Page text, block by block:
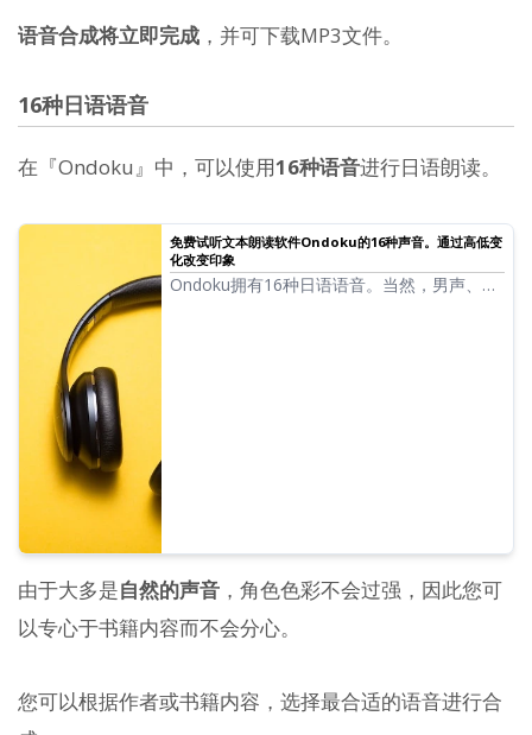
语音合成将立即完成 ，并可下载MP3文件。
16种日语语音
在『Ondoku』中，可以使用16种语音进行日语朗读。
免费试听文本朗读软件Ondoku的16种声音。通过高低变
化改变印象
Ondoku拥有16种日语语音。当然，男声、女
由于大多是自然的声音 ，角色色彩不会过强，因此您可
以专心于书籍内容而不会分心。
您可以根据作者或书籍内容，选择最合适的语音进行合